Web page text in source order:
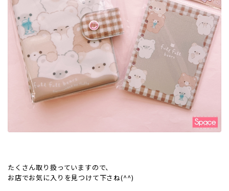
たくさん取り扱っていますので、
お店でお気に入りを見つけて下さね(^^)